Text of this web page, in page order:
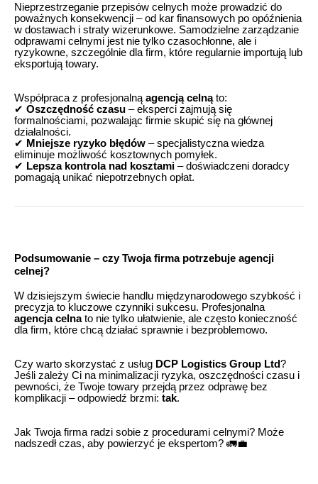
Nieprzestrzeganie przepisów celnych może prowadzić do
poważnych konsekwencji – od kar finansowych po opóźnienia
w dostawach i straty wizerunkowe. Samodzielne zarządzanie
odprawami celnymi jest nie tylko czasochłonne, ale i
ryzykowne, szczególnie dla firm, które regularnie importują lub
eksportują towary.
Współpraca z profesjonalną agencją celnąto:
✔ Oszczędność czasu – eksperci zajmują się
formalnościami, pozwalając firmie skupić się na głównej
działalności.
✔ Mniejsze ryzyko błędów – specjalistyczna wiedza
eliminuje możliwość kosztownych pomyłek.
✔ Lepsza kontrola nad kosztami – doświadczeni doradcy
pomagają unikać niepotrzebnych opłat.
Podsumowanie – czy Twoja firma potrzebuje agencji
celnej?
W dzisiejszym świecie handlu międzynarodowego szybkość i
precyzja to kluczowe czynniki sukcesu. Profesjonalna
agencja celnato nie tylko ułatwienie, ale często konieczność
dla firm, które chcą działać sprawnie i bezproblemowo.
Czy warto skorzystać z usług DCP Logistics Group Ltd?
Jeśli zależy Ci na minimalizacji ryzyka, oszczędności czasu i
pewności, że Twoje towary przejdą przez odprawę bez
komplikacji – odpowiedź brzmi: tak.
Jak Twoja firma radzi sobie z procedurami celnymi? Może
nadszedł czas, aby powierzyć je ekspertom? 🚛💼